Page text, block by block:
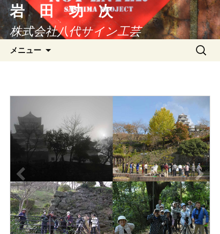
コ
テ
ン
へ
岩 田 功 次
株式会社八代サイン工芸
メニュー
検
索: